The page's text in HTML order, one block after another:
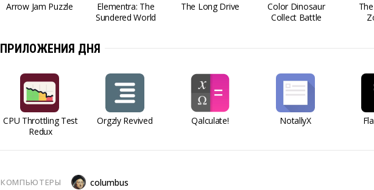
Arrow Jam Puzzle
Elementra: The
Sundered World
The Long Drive
Color Dinosaur
Collect Battle
ПРИЛОЖЕНИЯ ДНЯ
CPU Throttling Test
Redux
Orgzly Revived Qalculate! NotallyX
КОМПЬЮТЕРЫ columbus